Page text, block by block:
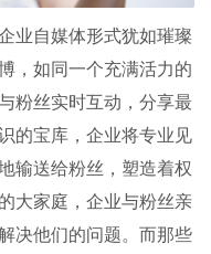
业自媒体形式犹如璀璨
，如同一个充满活力的
粉丝实时互动，分享最
的宝库，企业将专业见
输送给粉丝，塑造着权
大家庭，企业与粉丝亲
决他们的问题。而那些